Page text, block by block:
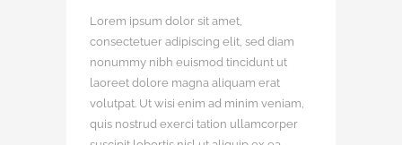
Lorem ipsum dolor sit amet,
consectetuer adipiscing elit, sed diam
nonummy nibh euismod tincidunt ut
laoreet dolore magna aliquam erat
volutpat. Ut wisi enim ad minim veniam,
quis nostrud exerci tation ullamcorper